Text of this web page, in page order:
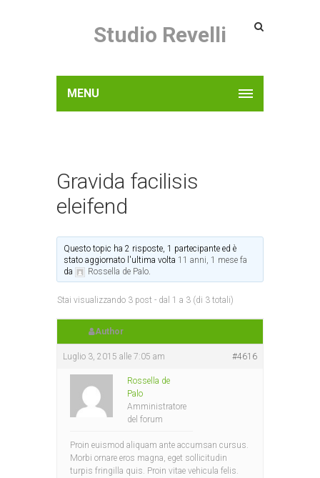
Studio Revelli
MENU
Gravida facilisis
eleifend
Questo topic ha 2 risposte, 1 partecipante ed è
stato aggiornato l'ultima volta11 anni, 1 mese fa
da
Rossella de Palo.
Stai visualizzando 3 post - dal 1 a 3 (di 3 totali)
Author
Luglio 3, 2015 alle 7:05 am #4616
Rossella de
Palo
Amministratore
del forum
Proin euismod aliquam ante accumsan cursus.
Morbi ornare eros magna, eget sollicitudin
turpis fringilla quis. Proin vitae vehicula felis.